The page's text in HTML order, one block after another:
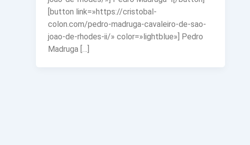
[button link=»https://cristobal-
colon.com/pedro-madruga-cavaleiro-de-sao-
joao-de-rhodes-ii/» color=»lightblue»] Pedro
Madruga […]